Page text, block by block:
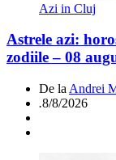
Azi in Cluj
Astrele azi:
zodiile – 08
De la Andrei
.8/8/2026